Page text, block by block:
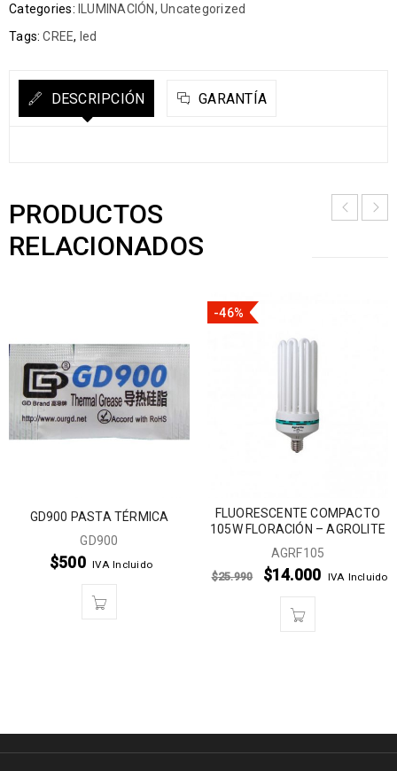
Categories: ILUMINACIÓN, Uncategorized
Tags: CREE, led
DESCRIPCIÓN GARANTÍA
PRODUCTOS
RELACIONADOS
GD900 PASTA TÉRMICA
GD900
$500 IVA Incluido
-46%
FLUORESCENTE COMPACTO
105W FLORACIÓN – AGROLITE
AGRF105
$25.990 $14.000 IVA Incluido